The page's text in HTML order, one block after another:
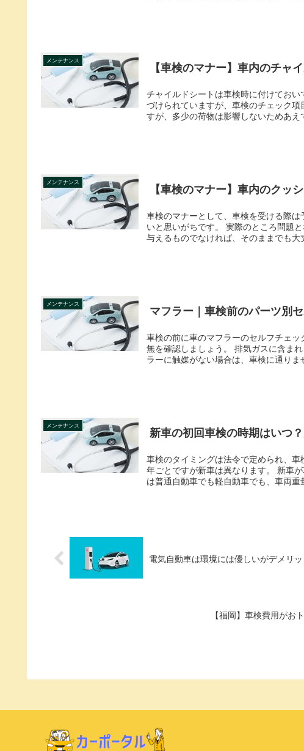
メンテナンス
【車検のマナー】車内のチャ
チャイルドシートは車検時に付けてお
づけられていますが、車検のチェック
すが、多少の荷物は影響しないためあえ
メンテナンス
【車検のマナー】車内のクッ
車検のマナーとして、車検を受ける際
いと思いがちです。 実際のところ問題
与えるものでなければ、そのままでも大
メンテナンス
マフラー｜車検前のパーツ別
車検の前に車のマフラーのセルフチェ
無を確認しましょう。 排気ガスに含ま
ラーに触媒がない場合は、車検に通りま
メンテナンス
新車の初回車検の時期はいつ
車検のタイミングは法令で定められ、
年ごとですが新車は異なります。 新車
は普通自動車でも軽自動車でも、車両重
電気自動車は環境には優しいがデメリ
【福岡】車検費用がお